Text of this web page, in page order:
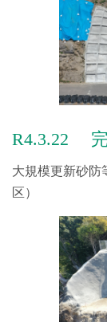
【施工実績】
2024.10.07
他 取り組みへ
健康経営の取り
2024.09.03
2024.07.30
【会社案内】
新しました！
2024.07.22
【会社案内】
R4.3.22
大規模更新砂防
区）